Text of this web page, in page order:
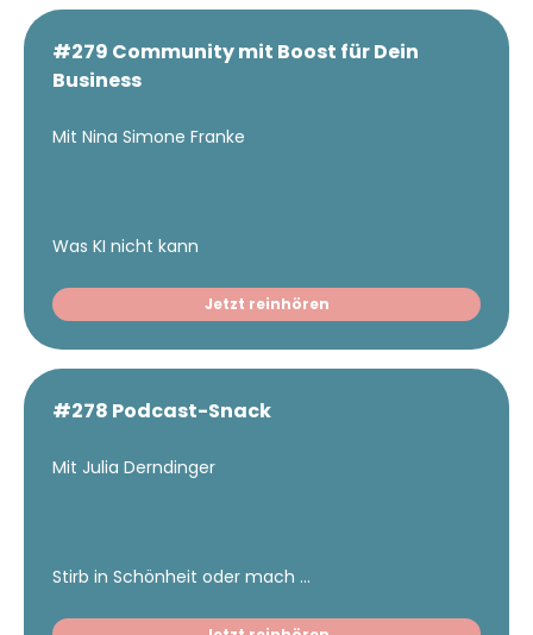
#279 Community mit Boost für Dein
Business
Mit Nina Simone Franke
Was KI nicht kann
Jetzt reinhören
#278 Podcast-Snack
Mit Julia Derndinger
Stirb in Schönheit oder mach ...